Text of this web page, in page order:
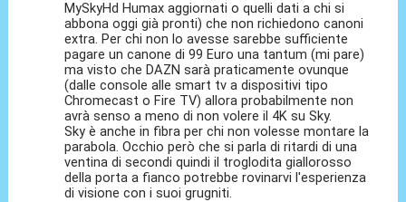
MySkyHd Humax aggiornati o quelli dati a chi si
abbona oggi già pronti) che non richiedono canoni
extra. Per chi non lo avesse sarebbe sufficiente
pagare un canone di 99 Euro una tantum (mi pare)
ma visto che DAZN sarà praticamente ovunque
(dalle console alle smart tv a dispositivi tipo
Chromecast o Fire TV) allora probabilmente non
avrà senso a meno di non volere il 4K su Sky.
Sky è anche in fibra per chi non volesse montare la
parabola. Occhio però che si parla di ritardi di una
ventina di secondi quindi il troglodita giallorosso
della porta a fianco potrebbe rovinarvi l'esperienza
di visione con i suoi grugniti.